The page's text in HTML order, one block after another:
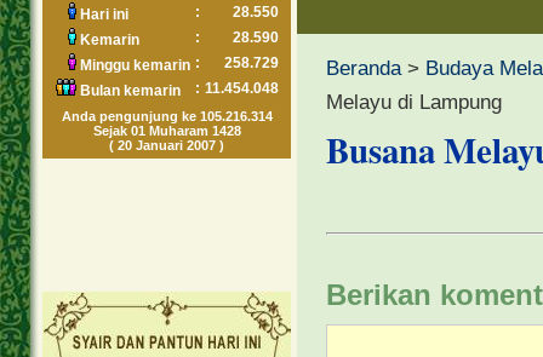
Hari ini
:
28.550
Kemarin
:
28.590
Minggu kemarin :
258.729
Bulan kemarin
: 11.454.048
Anda pengunjung ke 105.216.314
Sejak 01 Muharam 1428
( 20 Januari 2007 )
Beranda> Budaya
Melayu di Lampung
Busana
Berikan